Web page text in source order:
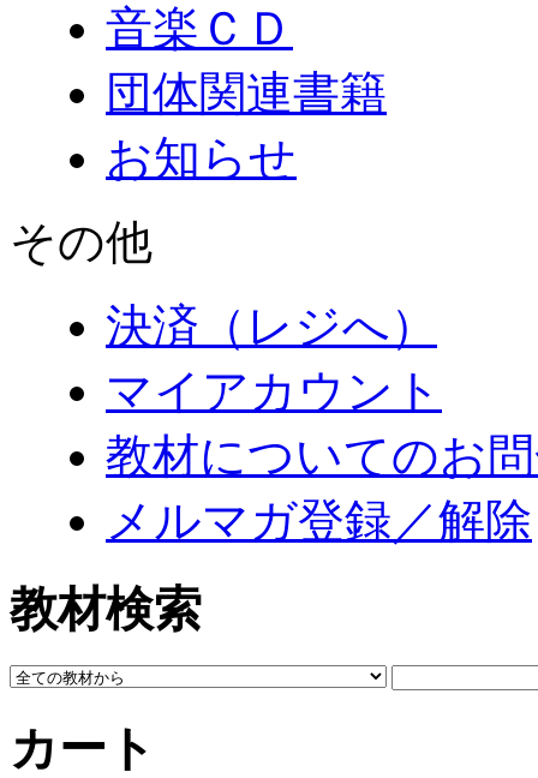
音楽ＣＤ
団体関連書籍
お知らせ
その他
決済（レジへ）
マイアカウント
教材についてのお
メルマガ登録／解除
教材検索
カート